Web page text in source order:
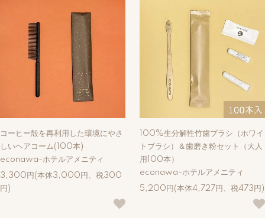
コーヒー殻を再利用した環境にやさ
しいヘアコーム(100本)
econawa-ホテルアメニティ
3,300円(本体3,000円、税300
円)
100%生分解性竹歯ブラシ（ホワイ
トブラシ）＆歯磨き粉セット（大人
用100本）
econawa-ホテルアメニティ
5,200円(本体4,727円、税473円)